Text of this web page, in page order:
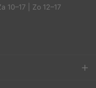
10–17 | Zo 12–17